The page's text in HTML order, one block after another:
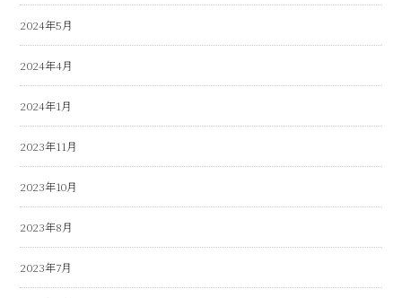
2024年5月
2024年4月
2024年1月
2023年11月
2023年10月
2023年8月
2023年7月